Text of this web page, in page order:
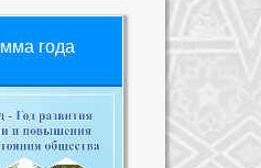
года